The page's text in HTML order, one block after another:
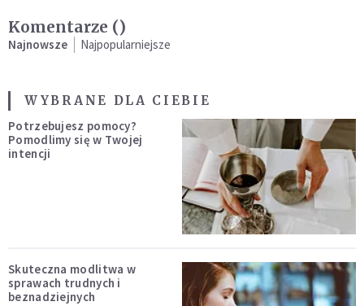
Komentarze ()
Najnowsze Najpopularniejsze
WYBRANE DLA CIEBIE
Potrzebujesz pomocy?
Pomodlimy się w Twojej
intencji
Skuteczna modlitwa w
sprawach trudnych i
beznadziejnych